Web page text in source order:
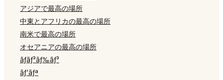
アジアで最高の場所
中東とアフリカの最高の場所
南米で最高の場所
オセアニアの最高の場所
ãƒ­ãƒ³ãƒ‰ãƒ³
ãƒ‘ãƒª